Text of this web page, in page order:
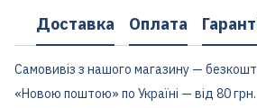
Доставка Оплата
Самовивіз з нашого магазину —
«Новою поштою» по Україні — від 80 грн.